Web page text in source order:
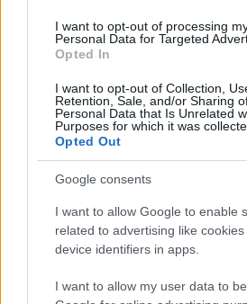
I want to opt-out of processing
Personal Data for Targeted
Opted In
I want to opt-out of Collection,
Retention, Sale, and/or Sharing
Personal Data that Is Unrelated
Purposes for which it was
Opted Out
Google consents
I want to allow Google to enable
related to advertising like
device identifiers in apps.
I want to allow my user data to
Ciclismo gravel: piano fisico,
rapporti e borse
Andrea Conforti · 7 Ago 2026
PIÙ LETTI
Roberto Pella contro la
commissariamento della Lega